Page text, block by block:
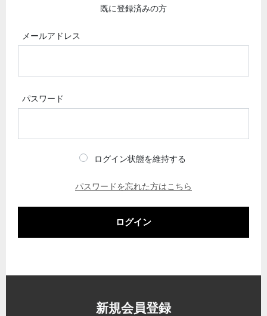
既に登録済みの方
メールアドレス
パスワード
ログイン状態を維持する
パスワードを忘れた方はこちら
ログイン
新規会員登録